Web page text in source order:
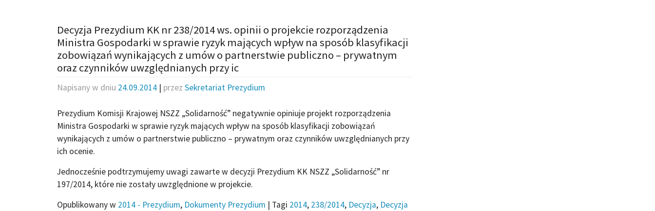
Decyzja Prezydium KK nr 238/2014 ws. opinii o projekcie rozporządzenia
Ministra Gospodarki w sprawie ryzyk mających wpływ na sposób klasyfikacji
zobowiązań wynikających z umów o partnerstwie publiczno – prywatnym
oraz czynników uwzględnianych przy ic
Napisany w dniu 24.09.2014 | przez Sekretariat Prezydium
Prezydium Komisji Krajowej NSZZ „Solidarność” negatywnie opiniuje projekt rozporządzenia
Ministra Gospodarki w sprawie ryzyk mających wpływ na sposób klasyfikacji zobowiązań
wynikających z umów o partnerstwie publiczno – prywatnym oraz czynników uwzględnianych przy
ich ocenie.
Jednocześnie podtrzymujemy uwagi zawarte w decyzji Prezydium KK NSZZ „Solidarność” nr
197/2014, które nie zostały uwzględnione w projekcie.
Opublikowany w 2014 - Prezydium, Dokumenty Prezydium | Tagi 2014, 238/2014, Decyzja, Decyzja